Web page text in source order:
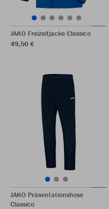
JAKO Freizeitjacke Classico
49,50 €
JAKO Präsentationshose
Classico